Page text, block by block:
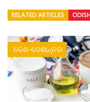
RELATED ARTICLES
ଦେଶ-ଦେଶାନ୍ତର